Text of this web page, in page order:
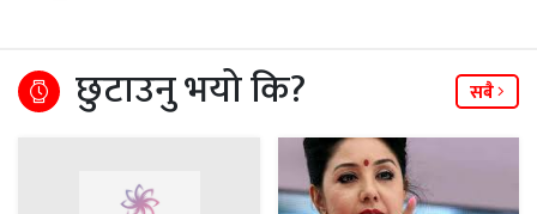
छुटाउनु भयो कि? सबै